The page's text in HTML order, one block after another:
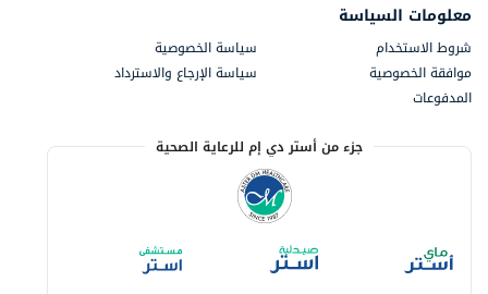
معلومات السياسة
شروط الاستخدام
سياسة الخصوصية
موافقة الخصوصية
سياسة الإرجاع والاسترداد
المدفوعات
جزء من أستر دي إم للرعاية الصحية